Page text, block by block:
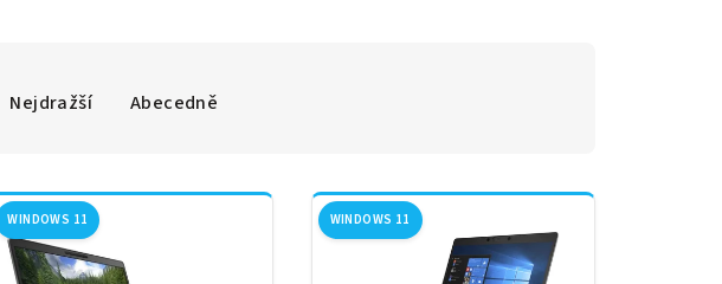
Nejdražší Abecedně
WINDOWS 11 WINDOWS 11